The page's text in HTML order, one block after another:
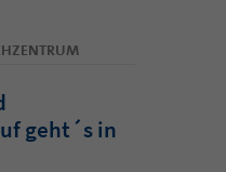
geht´s in